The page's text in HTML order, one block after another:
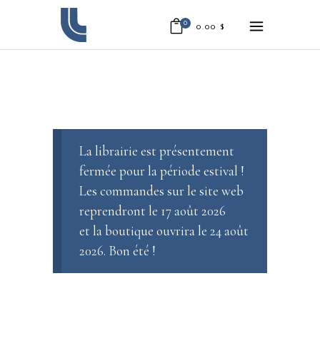
0 0.00 $
La librairie est présentement
fermée pour la période estival !
Les commandes sur le site web
reprendront le 17 août 2026
et la boutique ouvrira le 24 août
2026. Bon été !